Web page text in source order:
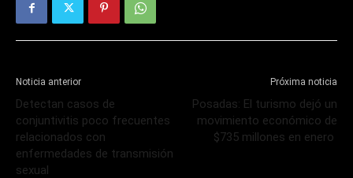
Noticia anterior
Detectan casos de
conjuntivitis poco frecuentes
relacionados con
enfermedades de transmisión
sexual
Próxima noticia
Posadas: El turismo dejó un
movimiento económico de
$735 millones en enero